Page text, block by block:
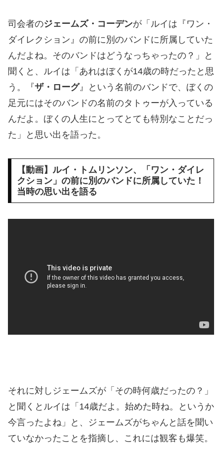
司会者のジェームズ・コーデンが「ルイは『ワン・
ダイレクション』の前に別のバンドに所属していた
んだよね。そのバンドはどうなっちゃったの？」と
聞くと、ルイは「あれはぼくが14歳の時だったと思
う。『ザ・ローグ』という名前のバンドで、ぼくの
足元にはそのバンドの名前のタトゥーが入っている
んだよ。ぼくの人生にとってとても特別なことだっ
た」と思い出を語った。
【動画】ルイ・トムリンソン、「ワン・ダイレ
クション」の前に別のバンドに所属していた！
当時の思い出を語る
それに対しジェームズが「その時何歳だったの？」
と聞くとルイは「14歳だよ。始めた時ね。というか
今言ったよね」と、ジェームズがちゃんと話を聞い
ていなかったことを指摘し、これには観客も爆笑。